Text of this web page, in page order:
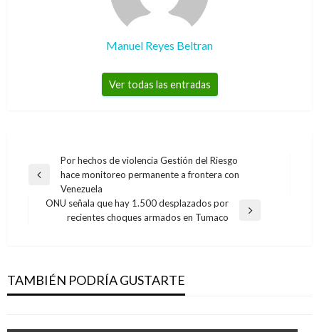
Manuel Reyes Beltran
Ver todas las entradas
Navegación
de
entradas
Entrada
Por hechos de violencia Gestión del Riesgo
hace monitoreo permanente a frontera con
Venezuela
Entrada
ONU señala que hay 1.500 desplazados por
recientes choques armados en Tumaco
TAMBIÉN PODRÍA GUSTARTE
multitudinaria misa en el Parque Simón Bolívar
Ariel Cabrera jueves septiembre 7, 2017